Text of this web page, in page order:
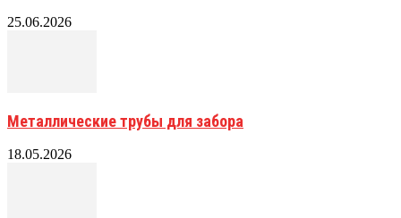
25.06.2026
Металлические трубы для забора
18.05.2026